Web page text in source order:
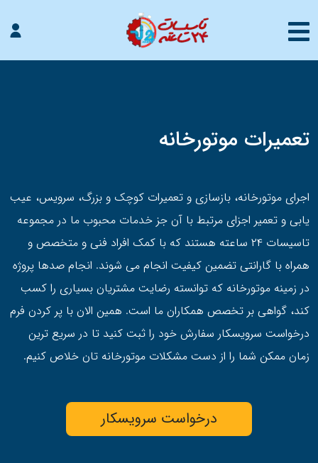
تعمیرات موتورخانه
اجرای موتورخانه، بازسازی و تعمیرات کوچک و بزرگ، سرویس، عیب
یابی و تعمیر اجزای مرتبط با آن جز خدمات محبوب ما در مجموعه
تاسیسات ۲۴ ساعته هستند که با کمک افراد فنی و متخصص و
همراه با گارانتی تضمین کیفیت انجام می شوند. انجام صدها پروژه
در زمینه موتورخانه که توانسته رضایت مشتریان بسیاری را کسب
کند، گواهی بر تخصص همکاران ما است. همین الان با پر کردن فرم
درخواست سرویسکار سفارش خود را ثبت کنید تا در سریع ترین
زمان ممکن شما را از دست مشکلات موتورخانه تان خلاص کنیم.
درخواست سرویسکار